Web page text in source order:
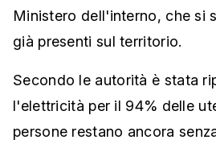
Ministero dell'interno, che si
già presenti sul territorio.
Secondo le autorità è stata
l'elettricità per il 94% delle
persone restano ancora